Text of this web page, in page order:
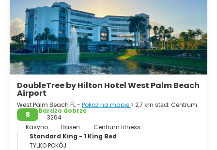
według spisu z 2015 roku zamieszkiwało około 6,012,331
osób.
DoubleTree by Hilton Hotel West Palm Beach
Airport
West Palm Beach FL - Pokaż na mapie > 2,7 km stąd: Centrum
8
Bardzo dobrze
3264
Kasyno
Basen
Centrum fitness
Standard King - 1 King Bed
TYLKO POKÓJ